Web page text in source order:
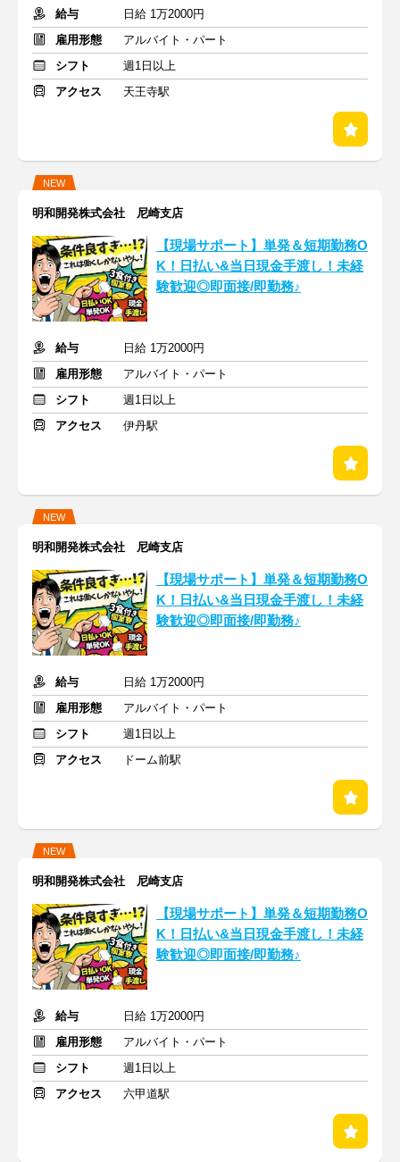
給与
日給 1万2000円
雇用形態
アルバイト・パート
シフト
週1日以上
アクセス
天王寺駅
NEW
明和開発株式会社 尼崎支店
【現場サポート】単発＆短期勤務O
K！日払い&当日現金手渡し！未経
験歓迎◎即面接/即勤務♪
給与
日給 1万2000円
雇用形態
アルバイト・パート
シフト
週1日以上
アクセス
伊丹駅
NEW
明和開発株式会社 尼崎支店
【現場サポート】単発＆短期勤務O
K！日払い&当日現金手渡し！未経
験歓迎◎即面接/即勤務♪
給与
日給 1万2000円
雇用形態
アルバイト・パート
シフト
週1日以上
アクセス
ドーム前駅
NEW
明和開発株式会社 尼崎支店
【現場サポート】単発＆短期勤務O
K！日払い&当日現金手渡し！未経
験歓迎◎即面接/即勤務♪
給与
日給 1万2000円
雇用形態
アルバイト・パート
シフト
週1日以上
アクセス
六甲道駅